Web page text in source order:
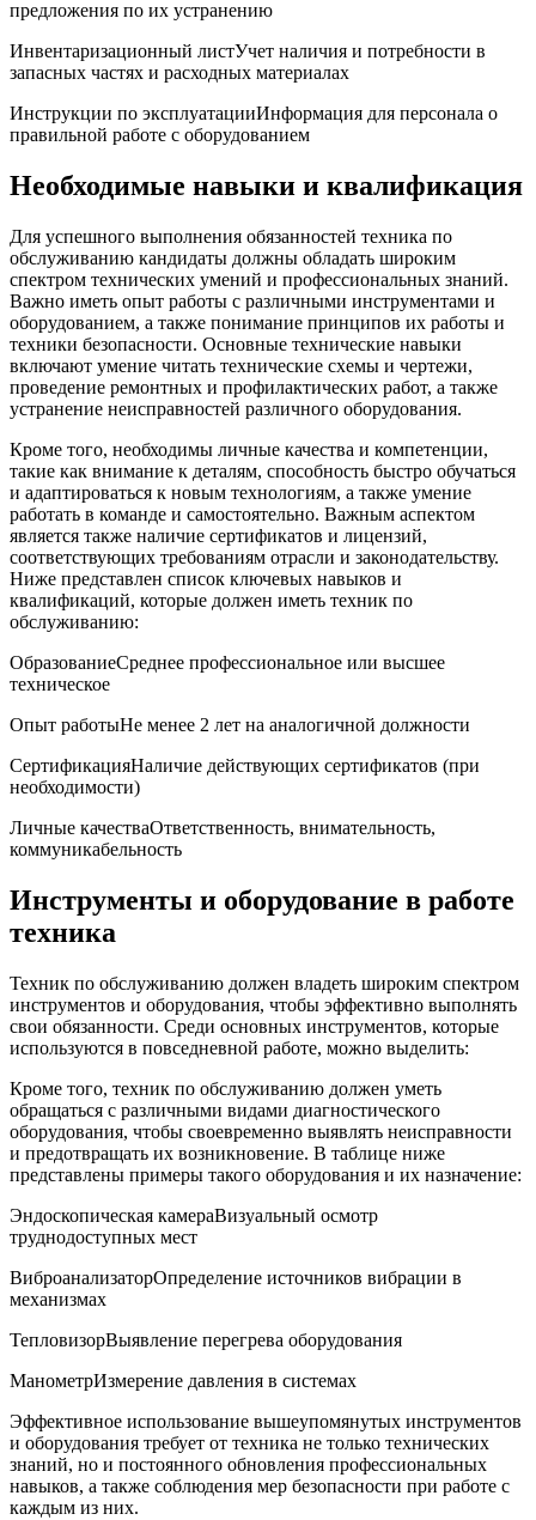
предложения по их устранению
Инвентаризационный листУчет наличия и потребности в
запасных частях и расходных ⁣материалах
Инструкции по эксплуатацииИнформация для персонала о
правильной работе с оборудованием
Необходимые навыки и квалификация
Для⁤ успешного выполнения обязанностей техника по
обслуживанию‌ кандидаты‍ должны обладать широким
спектром технических умений и профессиональных знаний.
Важно иметь опыт работы с различными ​инструментами и
оборудованием, ⁢а также⁣ понимание принципов их работы и
‍техники безопасности. Основные технические навыки
включают ​умение читать ⁢технические схемы и чертежи,
проведение ремонтных и​ профилактических работ, а также‍
устранение неисправностей различного оборудования.
Кроме⁤ того, необходимы личные⁣ качества и компетенции,
такие как внимание к​ деталям, способность быстро обучаться
и адаптироваться к новым технологиям, а‍ также умение
работать в команде и самостоятельно. Важным аспектом
является также наличие сертификатов и ‌лицензий,
соответствующих требованиям отрасли и законодательству.
Ниже​ представлен список ключевых навыков и
квалификаций, которые должен иметь техник по
обслуживанию:
ОбразованиеСреднее профессиональное или​ высшее
техническое
Опыт работыНе менее 2 лет на аналогичной должности
СертификацияНаличие действующих сертификатов (при
необходимости)
Личные качестваОтветственность, внимательность,
коммуникабельность
Инструменты и оборудование в работе
техника
Техник по обслуживанию должен владеть широким спектром
инструментов и оборудования, чтобы эффективно ​выполнять
свои обязанности. Среди основных инструментов, которые
используются в повседневной работе, можно выделить:
Кроме того, техник по обслуживанию должен уметь
обращаться с различными видами диагностического
оборудования,⁢ чтобы своевременно выявлять неисправности
и предотвращать ⁤их возникновение. В таблице ниже
представлены примеры такого оборудования и их назначение:
Эндоскопическая камераВизуальный осмотр
труднодоступных⁤ мест
ВиброанализаторОпределение ⁤источников вибрации в
механизмах
ТепловизорВыявление перегрева оборудования
МанометрИзмерение ⁣давления в системах
Эффективное использование вышеупомянутых инструментов
и оборудования требует от техника не только технических​
знаний, но и постоянного обновления ⁣профессиональных
навыков, а также соблюдения мер безопасности при работе с
каждым из них.